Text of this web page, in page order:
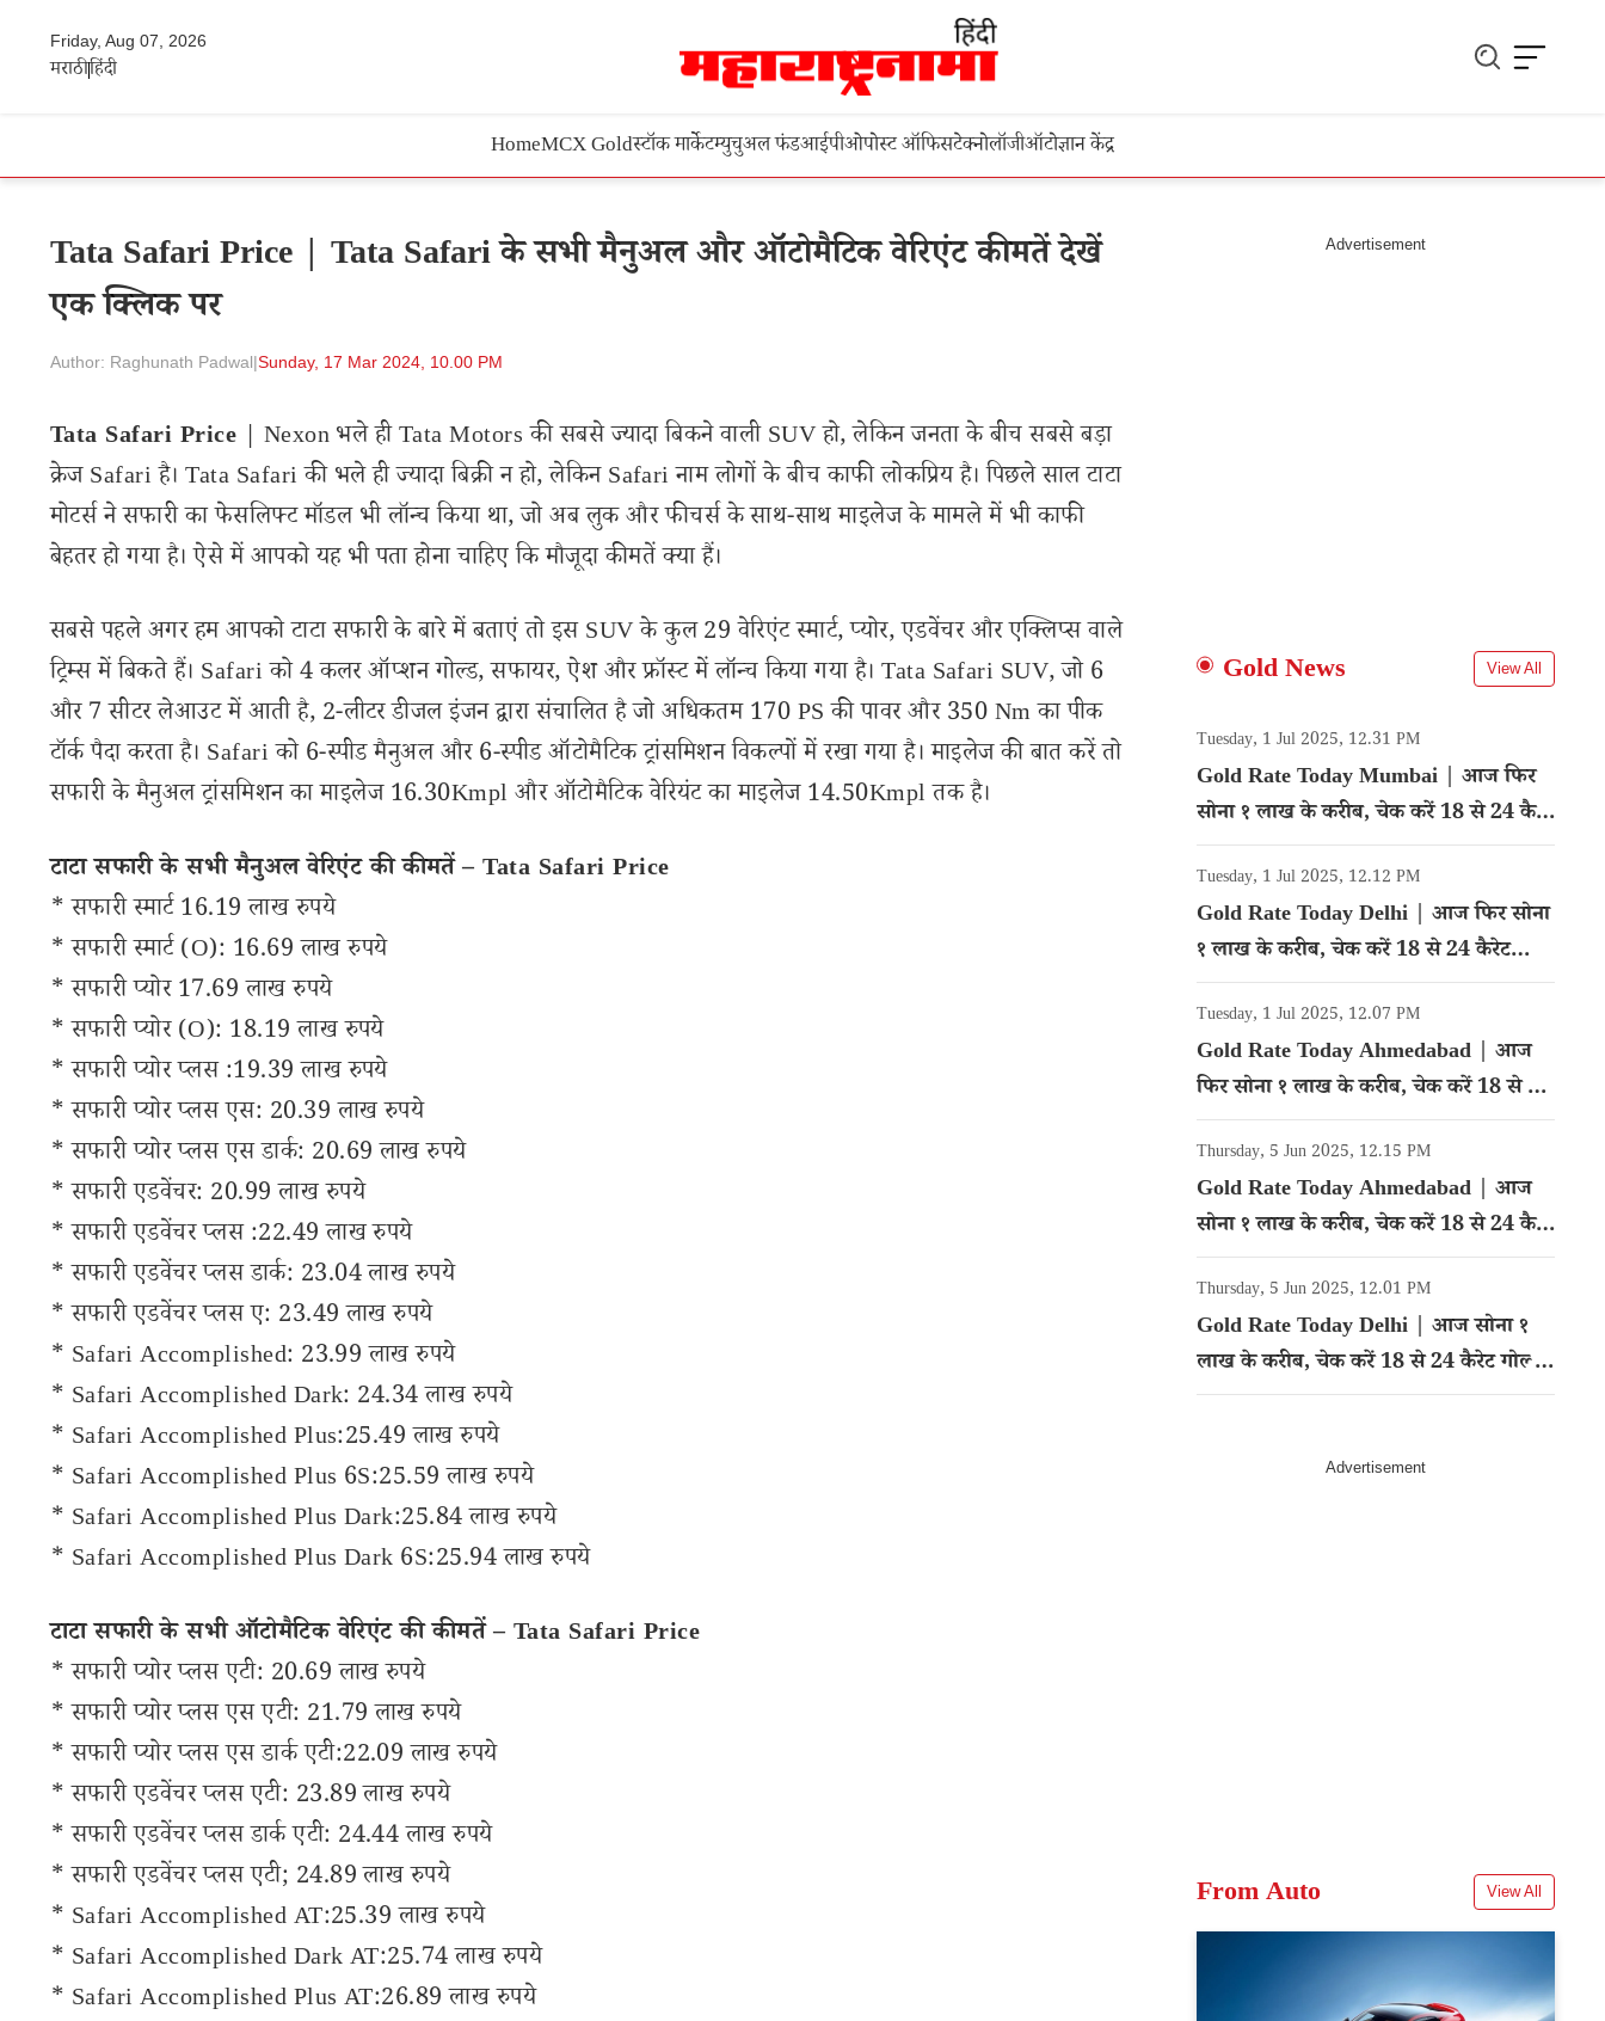
Friday, Aug 07, 2026
मराठीहिंदी
HomeMCX Goldस्टॉक मार्केटम्युचुअल फंडआईपीओपोस्ट ऑफिसटेक्नोलॉजीऑटोज्ञान केंद्र
Tata Safari Price | Tata Safari के सभी मैनुअल और ऑटोमैटिक वेरिएंट कीमतें देखें
एक क्लिक पर
Author: Raghunath Padwal|Sunday, 17 Mar 2024, 10.00 PM
Tata Safari Price | Nexon भले ही Tata Motors की सबसे ज्यादा बिकने वाली SUV हो, लेकिन जनता के बीच सबसे बड़ा
क्रेज Safari है। Tata Safari की भले ही ज्यादा बिक्री न हो, लेकिन Safari नाम लोगों के बीच काफी लोकप्रिय है। पिछले साल टाटा
मोटर्स ने सफारी का फेसलिफ्ट मॉडल भी लॉन्च किया था, जो अब लुक और फीचर्स के साथ-साथ माइलेज के मामले में भी काफी
बेहतर हो गया है। ऐसे में आपको यह भी पता होना चाहिए कि मौजूदा कीमतें क्या हैं।
सबसे पहले अगर हम आपको टाटा सफारी के बारे में बताएं तो इस SUV के कुल 29 वेरिएंट स्मार्ट, प्योर, एडवेंचर और एक्लिप्स वाले
ट्रिम्स में बिकते हैं। Safari को 4 कलर ऑप्शन गोल्ड, सफायर, ऐश और फ्रॉस्ट में लॉन्च किया गया है। Tata Safari SUV, जो 6
और 7 सीटर लेआउट में आती है, 2-लीटर डीजल इंजन द्वारा संचालित है जो अधिकतम 170 PS की पावर और 350 Nm का पीक
टॉर्क पैदा करता है। Safari को 6-स्पीड मैनुअल और 6-स्पीड ऑटोमैटिक ट्रांसमिशन विकल्पों में रखा गया है। माइलेज की बात करें तो
सफारी के मैनुअल ट्रांसमिशन का माइलेज 16.30Kmpl और ऑटोमैटिक वेरियंट का माइलेज 14.50Kmpl तक है।
टाटा सफारी के सभी मैनुअल वेरिएंट की कीमतें – Tata Safari Price
* सफारी स्मार्ट 16.19 लाख रुपये
* सफारी स्मार्ट (O): 16.69 लाख रुपये
* सफारी प्योर 17.69 लाख रुपये
* सफारी प्योर (O): 18.19 लाख रुपये
* सफारी प्योर प्लस :19.39 लाख रुपये
* सफारी प्योर प्लस एस: 20.39 लाख रुपये
* सफारी प्योर प्लस एस डार्क: 20.69 लाख रुपये
* सफारी एडवेंचर: 20.99 लाख रुपये
* सफारी एडवेंचर प्लस :22.49 लाख रुपये
* सफारी एडवेंचर प्लस डार्क: 23.04 लाख रुपये
* सफारी एडवेंचर प्लस ए: 23.49 लाख रुपये
* Safari Accomplished: 23.99 लाख रुपये
* Safari Accomplished Dark: 24.34 लाख रुपये
* Safari Accomplished Plus:25.49 लाख रुपये
* Safari Accomplished Plus 6S:25.59 लाख रुपये
* Safari Accomplished Plus Dark:25.84 लाख रुपये
* Safari Accomplished Plus Dark 6S:25.94 लाख रुपये
टाटा सफारी के सभी ऑटोमैटिक वेरिएंट की कीमतें – Tata Safari Price
* सफारी प्योर प्लस एटी: 20.69 लाख रुपये
* सफारी प्योर प्लस एस एटी: 21.79 लाख रुपये
* सफारी प्योर प्लस एस डार्क एटी:22.09 लाख रुपये
* सफारी एडवेंचर प्लस एटी: 23.89 लाख रुपये
* सफारी एडवेंचर प्लस डार्क एटी: 24.44 लाख रुपये
* सफारी एडवेंचर प्लस एटी; 24.89 लाख रुपये
* Safari Accomplished AT:25.39 लाख रुपये
* Safari Accomplished Dark AT:25.74 लाख रुपये
* Safari Accomplished Plus AT:26.89 लाख रुपये
Gold News View All
Tuesday, 1 Jul 2025, 12.31 PM
Gold Rate Today Mumbai | आज फिर
सोना १ लाख के करीब, चेक करें 18 से 24 कैरेट
गोल्ड का रेट
Tuesday, 1 Jul 2025, 12.12 PM
Gold Rate Today Delhi | आज फिर सोना
१ लाख के करीब, चेक करें 18 से 24 कैरेट
गोल्ड का रेट
Tuesday, 1 Jul 2025, 12.07 PM
Gold Rate Today Ahmedabad | आज
फिर सोना १ लाख के करीब, चेक करें 18 से 24
कैरेट गोल्ड का रेट
Thursday, 5 Jun 2025, 12.15 PM
Gold Rate Today Ahmedabad | आज
सोना १ लाख के करीब, चेक करें 18 से 24 कैरेट
गोल्ड का रेट
Thursday, 5 Jun 2025, 12.01 PM
Gold Rate Today Delhi | आज सोना १
लाख के करीब, चेक करें 18 से 24 कैरेट गोल्ड
का रेट
From Auto View All